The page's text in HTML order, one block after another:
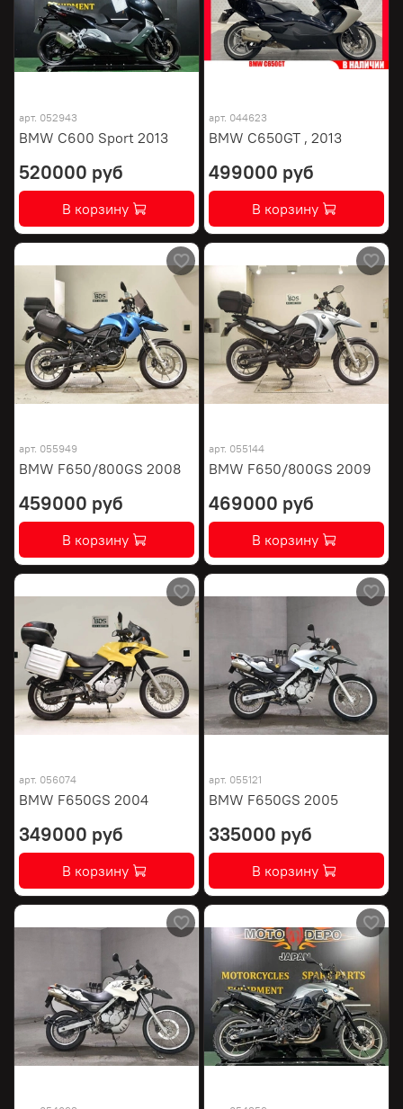
арт. 052943
BMW C600 Sport 2013
520000 руб
В корзину
арт. 044623
BMW C650GT , 2013
499000 руб
В корзину
арт. 055949
BMW F650/800GS 2008
459000 руб
В корзину
арт. 055144
BMW F650/800GS 2009
469000 руб
В корзину
арт. 056074
BMW F650GS 2004
349000 руб
В корзину
арт. 055121
BMW F650GS 2005
335000 руб
В корзину